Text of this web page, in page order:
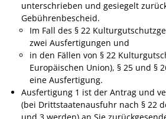
unterschrieben und gesiegelt
Gebührenbescheid.
Im Fall des § 22
zwei Ausfertigungen und
in den Fällen von § 22
Europäischen Union), § 25 und §
eine Ausfertigung.
Ausfertigung 1 ist der Antrag und
(bei Drittstaatenausfuhr nach § 22